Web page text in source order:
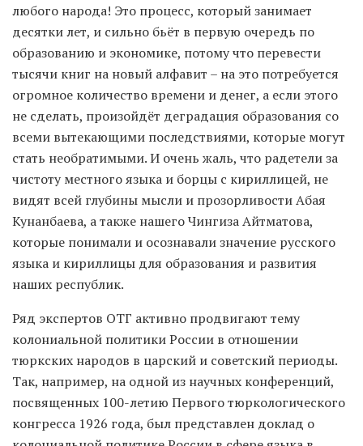
любого народа! Это процесс, который занимает
десятки лет, и сильно бьёт в первую очередь по
образованию и экономике, потому что перевести
тысячи книг на новый алфавит – на это потребуется
огромное количество времени и денег, а если этого
не сделать, произойдёт деградация образования со
всеми вытекающими последствиями, которые могут
стать необратимыми. И очень жаль, что радетели за
чистоту местного языка и борцы с кириллицей, не
видят всей глубины мысли и прозорливости Абая
Кунанбаева, а также нашего Чингиза Айтматова,
которые понимали и осознавали значение русского
языка и кириллицы для образования и развития
наших республик.
Ряд экспертов ОТГ активно продвигают тему
колониальной политики России в отношении
тюркских народов в царский и советский периоды.
Так, например, на одной из научных конференций,
посвященных 100-летию Первого тюркологического
конгресса 1926 года, был представлен доклад о